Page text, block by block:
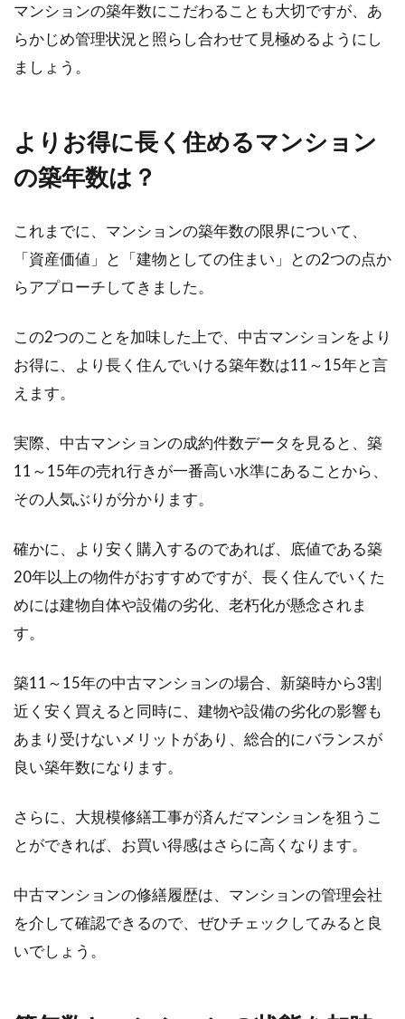
マンションの築年数にこだわることも大切ですが、あ
らかじめ管理状況と照らし合わせて見極めるようにし
ましょう。
よりお得に長く住めるマンション
の築年数は？
これまでに、マンションの築年数の限界について、
「資産価値」と「建物としての住まい」との2つの点か
らアプローチしてきました。
この2つのことを加味した上で、中古マンションをより
お得に、より長く住んでいける築年数は11～15年と言
えます。
実際、中古マンションの成約件数データを見ると、築
11～15年の売れ行きが一番高い水準にあることから、
その人気ぶりが分かります。
確かに、より安く購入するのであれば、底値である築
20年以上の物件がおすすめですが、長く住んでいくた
めには建物自体や設備の劣化、老朽化が懸念されま
す。
築11～15年の中古マンションの場合、新築時から3割
近く安く買えると同時に、建物や設備の劣化の影響も
あまり受けないメリットがあり、総合的にバランスが
良い築年数になります。
さらに、大規模修繕工事が済んだマンションを狙うこ
とができれば、お買い得感はさらに高くなります。
中古マンションの修繕履歴は、マンションの管理会社
を介して確認できるので、ぜひチェックしてみると良
いでしょう。